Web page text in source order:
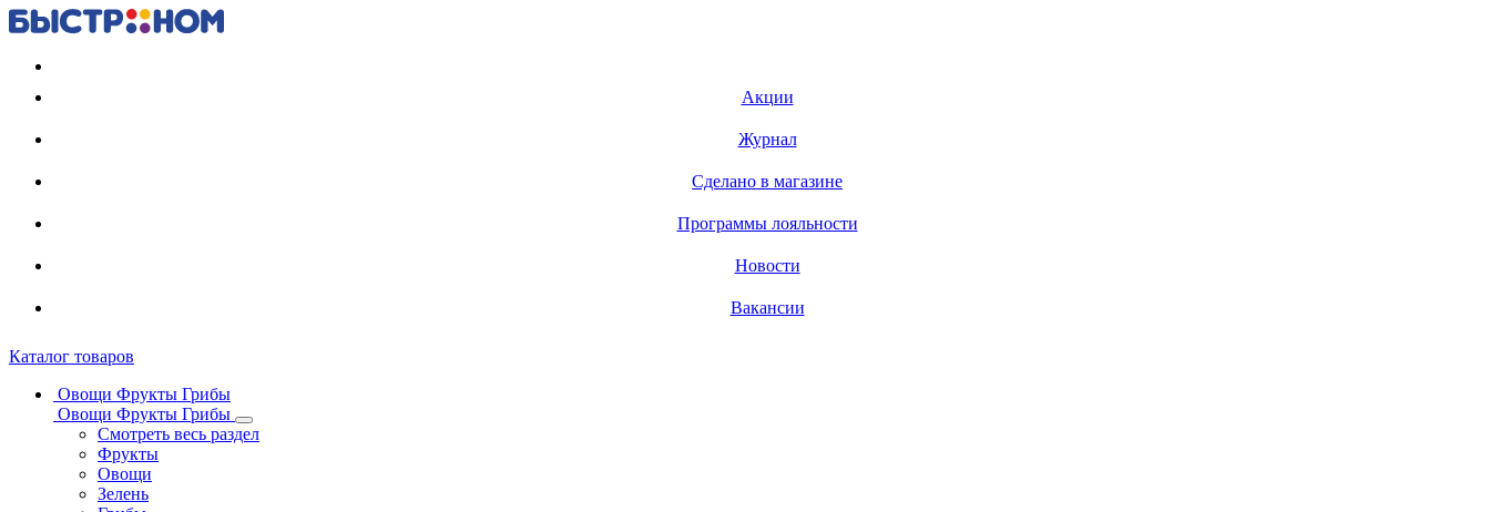
Акции
Журнал
Сделано в магазине
Программы лояльности
Новости
Вакансии
Каталог товаров
Овощи Фрукты Грибы
Овощи Фрукты Грибы
Смотреть весь раздел
Фрукты
Овощи
Зелень